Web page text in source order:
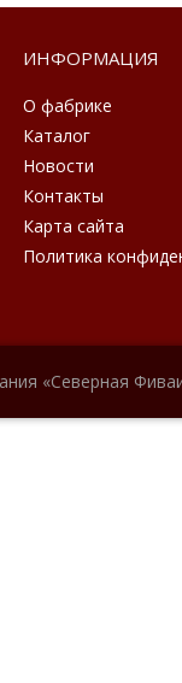
ИНФОРМАЦИЯ
О фабрике
Каталог
Новости
Контакты
Карта сайта
Политика
«Северная